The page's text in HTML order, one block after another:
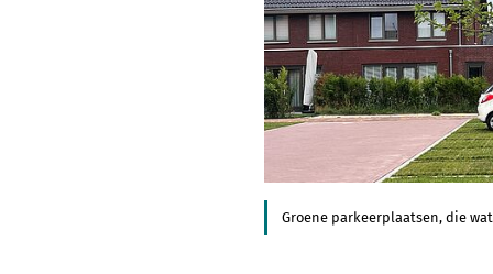
Groene parkeerplaatsen, die